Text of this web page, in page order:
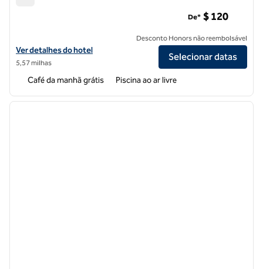
Exibir detalhes do hotel Home2 Suites by Hilton Orlando Downtown
Ver detalhes do hotel
5,57 milhas
De* $ 120
Desconto Honors não reembolsável
Selecionar datas
Café da manhã grátis Piscina ao ar livre
1 de 12